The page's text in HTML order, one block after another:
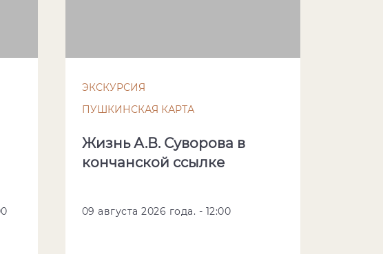
ЭКСКУРСИЯ
ПУШКИНСКАЯ КАРТА
Жизнь А.В. Суворова в
кончанской ссылке
09 августа 2026 года. - 12:00